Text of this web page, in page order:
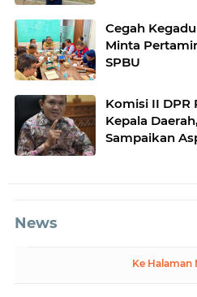
Cegah
Minta
SPBU
Komisi II DPR
Kepala
Sampaikan
News
Ke Halaman